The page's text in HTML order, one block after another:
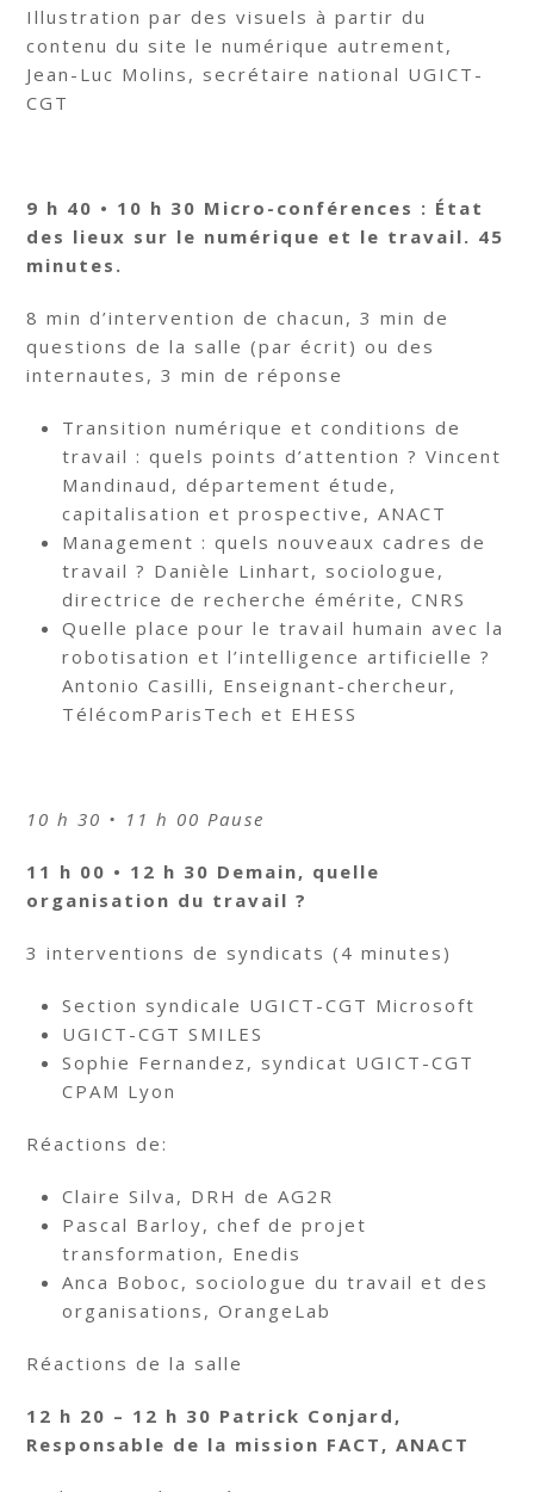
Illustration par des visuels à partir du
contenu du site le numérique autrement,
Jean-Luc Molins, secrétaire national UGICT-
CGT
9 h 40 • 10 h 30 Micro-conférences : État
des lieux sur le numérique et le travail. 45
minutes.
8 min d’intervention de chacun, 3 min de
questions de la salle (par écrit) ou des
internautes, 3 min de réponse
Transition numérique et conditions de
travail : quels points d’attention ? Vincent
Mandinaud, département étude,
capitalisation et prospective, ANACT
Management : quels nouveaux cadres de
travail ? Danièle Linhart, sociologue,
directrice de recherche émérite, CNRS
Quelle place pour le travail humain avec la
robotisation et l’intelligence artificielle ?
Antonio Casilli, Enseignant-chercheur,
TélécomParisTech et EHESS
10 h 30 • 11 h 00 Pause
11 h 00 • 12 h 30 Demain, quelle
organisation du travail ?
3 interventions de syndicats (4 minutes)
Section syndicale UGICT-CGT Microsoft
UGICT-CGT SMILES
Sophie Fernandez, syndicat UGICT-CGT
CPAM Lyon
Réactions de:
Claire Silva, DRH de AG2R
Pascal Barloy, chef de projet
transformation, Enedis
Anca Boboc, sociologue du travail et des
organisations, OrangeLab
Réactions de la salle
12 h 20 – 12 h 30 Patrick Conjard,
Responsable de la mission FACT, ANACT